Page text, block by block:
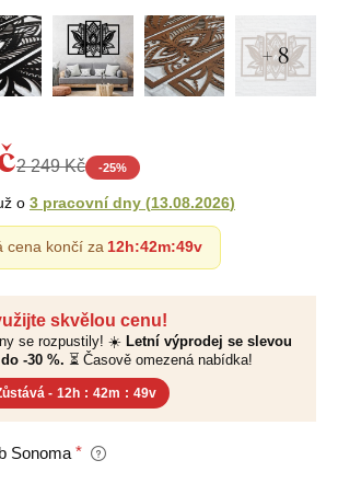
+ 8
skvělou cenu!
se rozpustily! ☀️ Letní výprodej se slevou
-30 %. ⏳ Časově omezená nabídka!
- 12h : 42m : 49v
Sonoma
2 249 Kč -25%
o 3 pracovní dny (13.08.2026)
cena končí za 12h:42m:49v